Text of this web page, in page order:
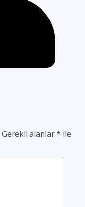
Gerekli alanlar* ile